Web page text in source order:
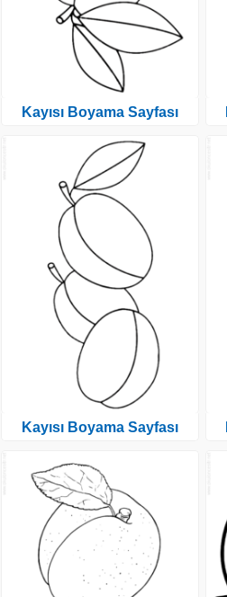
Kayısı Boyama Sayfası
Kayısı Boyama Sayfası